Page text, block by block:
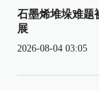
石墨烯堆垛难题
展
2026-08-04 03:05